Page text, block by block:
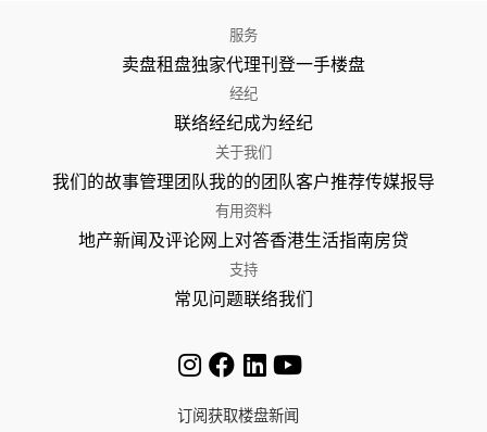
服务
卖盘租盘独家代理刊登一手楼盘
经纪
联络经纪成为经纪
关于我们
我们的故事管理团队我的的团队客户推荐传媒报导
有用资料
地产新闻及评论网上对答香港生活指南房贷
支持
常见问题联络我们
订阅获取楼盘新闻